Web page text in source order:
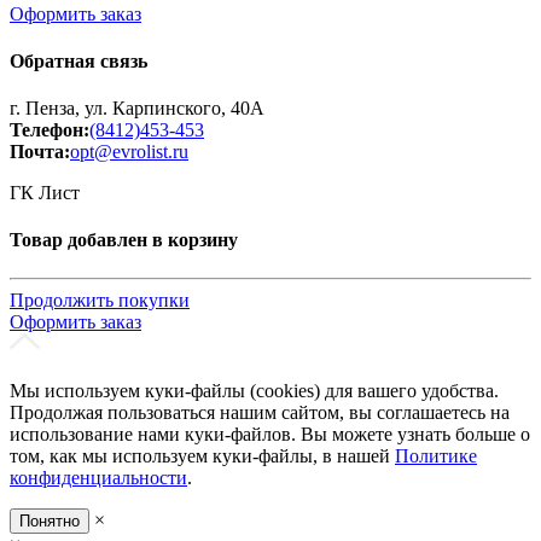
Оформить заказ
Обратная связь
г. Пенза, ул. Карпинского, 40А
Телефон:(8412)453-453
Почта:opt@evrolist.ru
ГК Лист
Товар добавлен в корзину
Продолжить покупки
Оформить заказ
Мы используем куки-файлы (cookies) для вашего удобства.
Продолжая пользоваться нашим сайтом, вы соглашаетесь на
использование нами куки-файлов. Вы можете узнать больше о
том, как мы используем куки-файлы, в нашей Политике
конфиденциальности.
Понятно
×